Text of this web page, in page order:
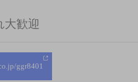
大歓迎
ggr8401